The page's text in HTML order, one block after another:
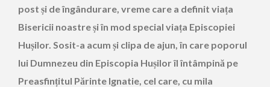
post și de îngândurare, vreme care a definit viața
Bisericii noastre și în mod special viața Episcopiei
Hușilor. Sosit-a acum și clipa de ajun, în care poporul
lui Dumnezeu din Episcopia Hușilor îl întâmpină pe
Preasfințitul Părinte Ignatie, cel care, cu mila